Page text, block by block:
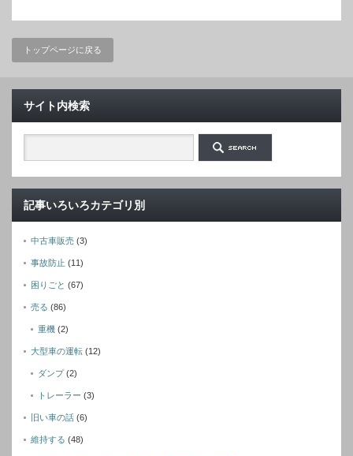
トップページに戻る
サイト内検索
記事いろいろカテゴリ別
中古車販売 (3)
事故防止 (11)
困りごと (67)
売る (86)
重機 (2)
大型車の運転 (12)
ダンプ(2)
トレーラー (3)
旧い車の話 (6)
維持する (48)